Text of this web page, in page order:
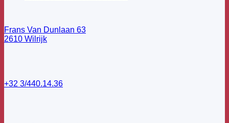
Frans Van Dunlaan 63
2610 Wilrijk
+32 3/440.14.36